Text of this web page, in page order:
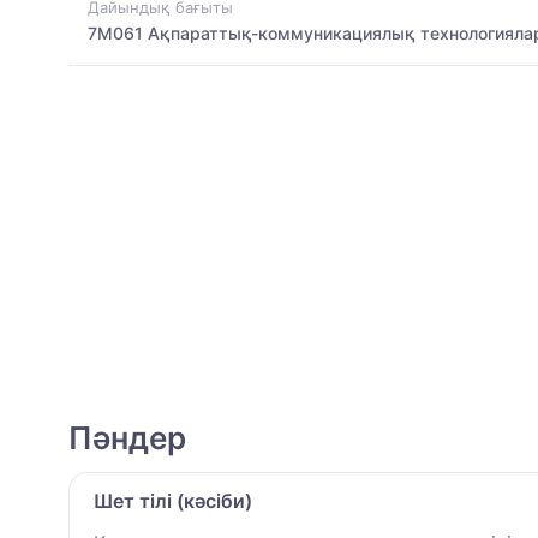
Дайындық бағыты
7M061 Ақпараттық-коммуникациялық
Пәндер
Шет тілі (кәсіби)